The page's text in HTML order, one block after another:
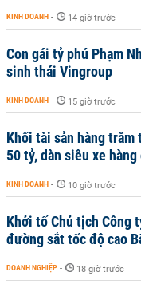
KINH DOANH - 14 giờ trước
Con gái tỷ phú Phạm
sinh thái Vingroup
KINH DOANH - 15 giờ trước
Khối tài sản hàng trăm
50 tỷ, dàn siêu xe
KINH DOANH - 10 giờ trước
Khởi tố Chủ tịch Công
đường sắt tốc độ cao
DOANH NGHIỆP - 18 giờ trước